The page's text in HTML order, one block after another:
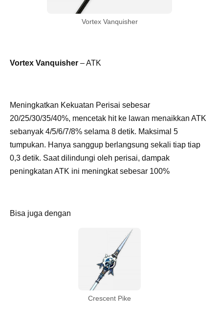
Vortex Vanquisher
Vortex Vanquisher – ATK
Meningkatkan Kekuatan Perisai sebesar
20/25/30/35/40%, mencetak hit ke lawan menaikkan ATK
sebanyak 4/5/6/7/8% selama 8 detik. Maksimal 5
tumpukan. Hanya sanggup berlangsung sekali tiap tiap
0,3 detik. Saat dilindungi oleh perisai, dampak
peningkatan ATK ini meningkat sebesar 100%
Bisa juga dengan
Crescent Pike